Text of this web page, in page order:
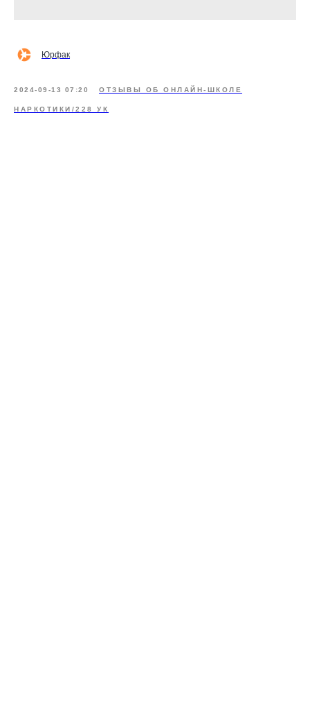
Юрфак
2024-09-13 07:20 ОТЗЫВЫ ОБ ОНЛАЙН-ШКОЛЕ
НАРКОТИКИ/228 УК